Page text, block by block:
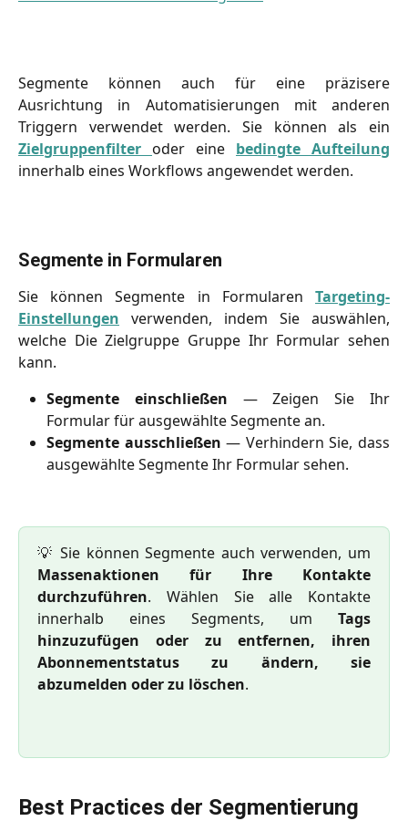
Segmente können auch für eine präzisere
Ausrichtung in Automatisierungen mit anderen
Triggern verwendet werden. Sie können als ein
Zielgruppenfilter oder eine bedingte Aufteilung
innerhalb eines Workflows angewendet werden.
Segmente in Formularen
Sie können Segmente in Formularen Targeting-
Einstellungen verwenden, indem Sie auswählen,
welche Die Zielgruppe Gruppe Ihr Formular sehen
kann.
Segmente einschließen — Zeigen Sie Ihr
Formular für ausgewählte Segmente an.
Segmente ausschließen — Verhindern Sie, dass
ausgewählte Segmente Ihr Formular sehen.
💡 Sie können Segmente auch verwenden, um
Massenaktionen für Ihre Kontakte
durchzuführen. Wählen Sie alle Kontakte
innerhalb eines Segments, um Tags
hinzuzufügen oder zu entfernen, ihren
Abonnementstatus zu ändern, sie
abzumelden oder zu löschen.
Best Practices der Segmentierung